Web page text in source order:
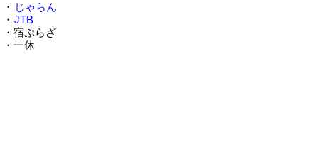
・ じゃらん
・ JTB
・宿ぷらざ
・一休